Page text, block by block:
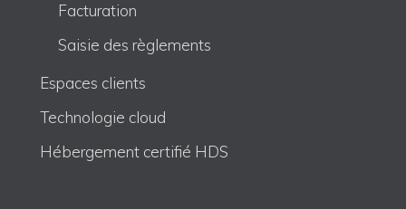
Facturation
Saisie des règlements
Espaces clients
Technologie cloud
Hébergement certifié HDS